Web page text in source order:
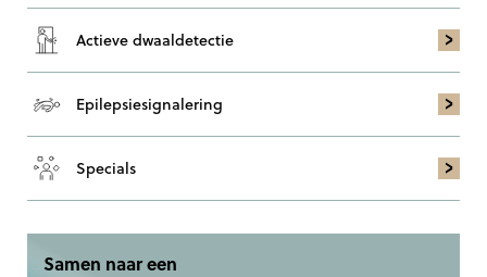
Actieve dwaaldetectie
Epilepsie­signalering
Specials
Samen naar een